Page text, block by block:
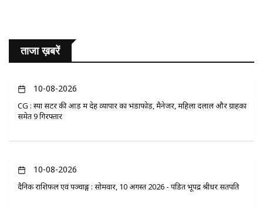
ताजा ख़बरें
10-08-2026
CG : स्पा सेंटर की आड़ में देह व्यापार का भंडाफोड़, मैनेजर, महिला दलाल और ग्राहकों
समेत 9 गिरफ्तार
10-08-2026
दैनिक राशिफल एवं पञ्चाङ्ग : सोमवार, 10 अगस्त 2026 - पंडित भूपेंद्र श्रीधर सतपति